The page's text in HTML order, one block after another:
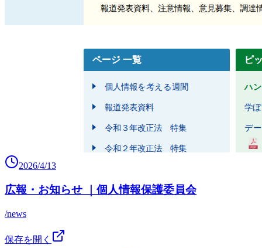
2026/4/13
広報・お知らせ ｜個人情報保護委員会
/news
保存を開く